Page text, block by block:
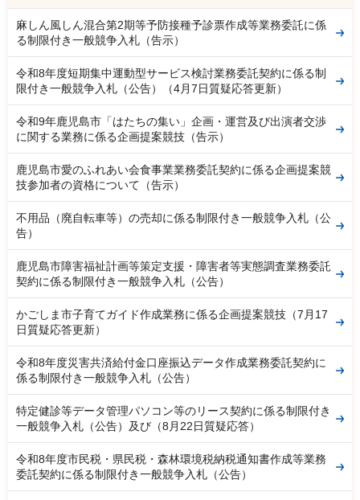
麻しん風しん混合第2期等予防接種予診票作成等業務委託に係
る制限付き一般競争入札（告示）
令和8年度短期集中運動型サービス検討業務委託契約に係る制
限付き一般競争入札（公告）（4月7日質疑応答更新）
令和9年鹿児島市「はたちの集い」企画・運営及び出演者交渉
に関する業務に係る企画提案競技（告示）
鹿児島市愛のふれあい会食事業業務委託契約に係る企画提案競
技参加者の資格について（告示）
不用品（廃自転車等）の売却に係る制限付き一般競争入札（公
告）
鹿児島市障害福祉計画等策定支援・障害者等実態調査業務委託
契約に係る制限付き一般競争入札（公告）
かごしま市子育てガイド作成業務に係る企画提案競技（7月17
日質疑応答更新）
令和8年度災害共済給付金口座振込データ作成業務委託契約に
係る制限付き一般競争入札（公告）
特定健診等データ管理パソコン等のリース契約に係る制限付き
一般競争入札（公告）及び（8月22日質疑応答）
令和8年度市民税・県民税・森林環境税納税通知書作成等業務
委託契約に係る制限付き一般競争入札（公告）